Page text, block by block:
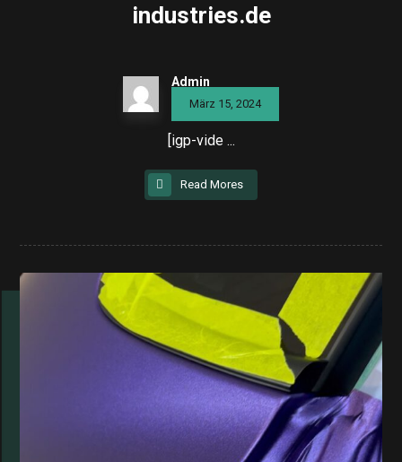
industries.de
Admin
März 15, 2024
[igp-vide ...
Read Mores